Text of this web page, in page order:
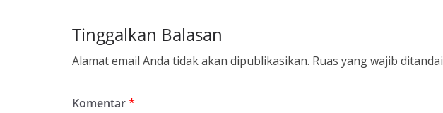
Tinggalkan Balasan
Alamat email Anda tidak akan dipublikasikan. Ruas yang wajib ditandai
Komentar*